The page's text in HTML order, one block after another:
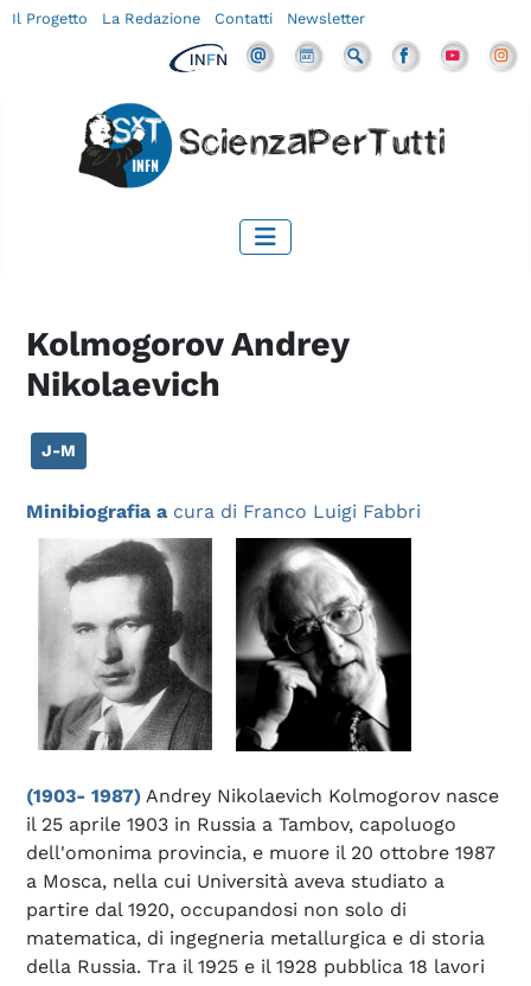
Il Progetto La Redazione Contatti Newsletter
Kolmogorov Andrey
Nikolaevich
J-M
Minibiografia a cura di Franco Luigi Fabbri
(1903- 1987) Andrey Nikolaevich Kolmogorov nasce
il 25 aprile 1903 in Russia a Tambov, capoluogo
dell'omonima provincia, e muore il 20 ottobre 1987
a Mosca, nella cui Università aveva studiato a
partire dal 1920, occupandosi non solo di
matematica, di ingegneria metallurgica e di storia
della Russia. Tra il 1925 e il 1928 pubblica 18 lavori